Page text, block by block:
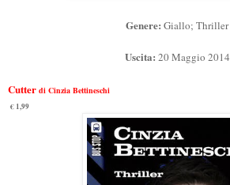
Genere: Giallo; Thriller
Uscita: 20 Maggio 2014
Cutter di Cinzia Bettineschi
€ 1,99